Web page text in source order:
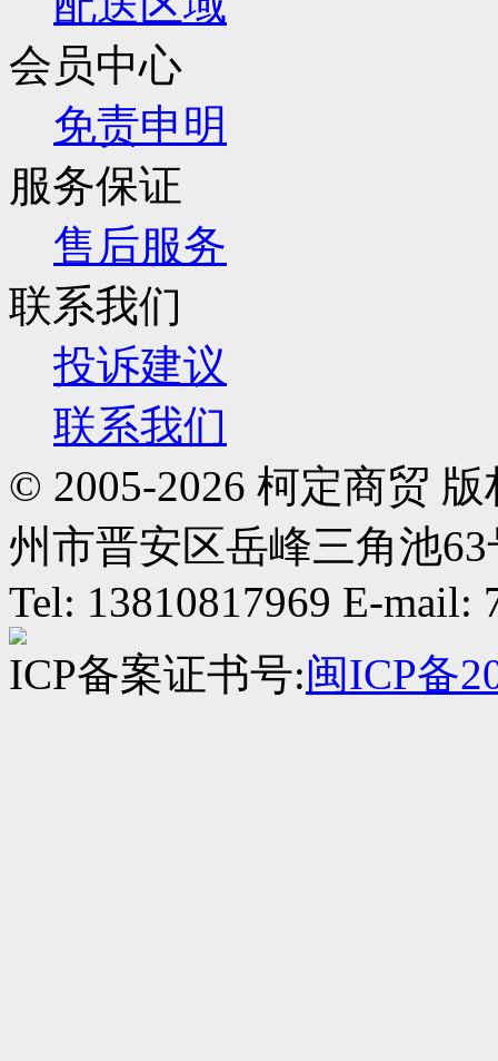
会员中心
免责申明
服务保证
售后服务
联系我们
投诉建议
联系我们
© 2005-2026 柯定商贸
州市晋安区岳峰三角池
Tel: 13810817969 E-mail:
ICP备案证书号:闽ICP备